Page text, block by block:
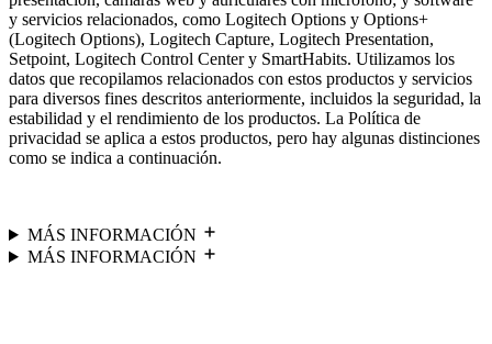
y servicios relacionados, como Logitech Options y Options+
(Logitech Options), Logitech Capture, Logitech Presentation,
Setpoint, Logitech Control Center y SmartHabits. Utilizamos los
datos que recopilamos relacionados con estos productos y servicios
para diversos fines descritos anteriormente, incluidos la seguridad, la
estabilidad y el rendimiento de los productos. La Política de
privacidad se aplica a estos productos, pero hay algunas distinciones
como se indica a continuación.
MÁS INFORMACIÓN
MÁS INFORMACIÓN